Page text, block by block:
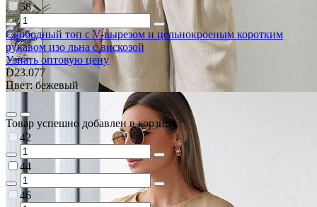
58
Свободный топ с V-вырезом и цельнокроеным коротким
рукавом изо льна с вискозой
Узнать оптовую цену
D23.077
Цвет: бежевый
Товар успешно добавлен в корзину
42
44
46